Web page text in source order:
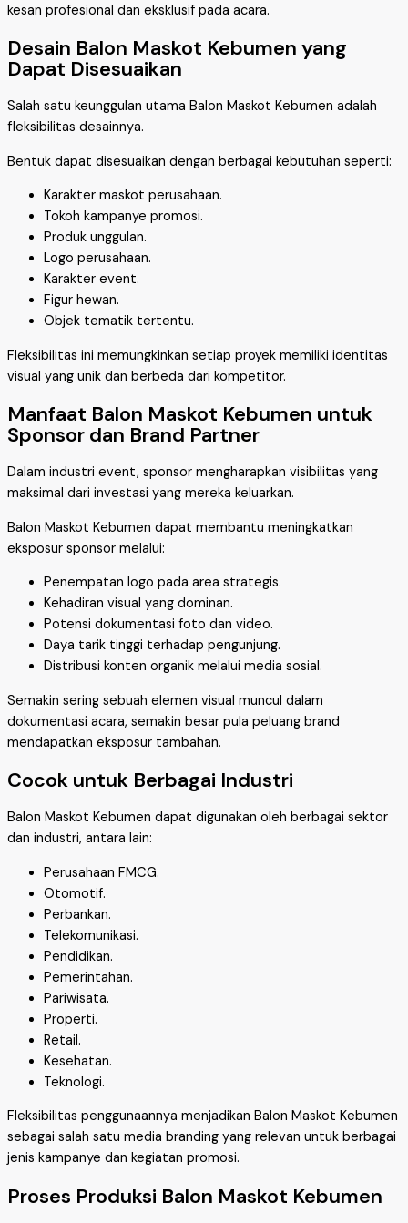
kesan profesional dan eksklusif pada acara.
Desain Balon Maskot Kebumen yang
Dapat Disesuaikan
Salah satu keunggulan utama Balon Maskot Kebumen adalah
fleksibilitas desainnya.
Bentuk dapat disesuaikan dengan berbagai kebutuhan seperti:
Karakter maskot perusahaan.
Tokoh kampanye promosi.
Produk unggulan.
Logo perusahaan.
Karakter event.
Figur hewan.
Objek tematik tertentu.
Fleksibilitas ini memungkinkan setiap proyek memiliki identitas
visual yang unik dan berbeda dari kompetitor.
Manfaat Balon Maskot Kebumen untuk
Sponsor dan Brand Partner
Dalam industri event, sponsor mengharapkan visibilitas yang
maksimal dari investasi yang mereka keluarkan.
Balon Maskot Kebumen dapat membantu meningkatkan
eksposur sponsor melalui:
Penempatan logo pada area strategis.
Kehadiran visual yang dominan.
Potensi dokumentasi foto dan video.
Daya tarik tinggi terhadap pengunjung.
Distribusi konten organik melalui media sosial.
Semakin sering sebuah elemen visual muncul dalam
dokumentasi acara, semakin besar pula peluang brand
mendapatkan eksposur tambahan.
Cocok untuk Berbagai Industri
Balon Maskot Kebumen dapat digunakan oleh berbagai sektor
dan industri, antara lain:
Perusahaan FMCG.
Otomotif.
Perbankan.
Telekomunikasi.
Pendidikan.
Pemerintahan.
Pariwisata.
Properti.
Retail.
Kesehatan.
Teknologi.
Fleksibilitas penggunaannya menjadikan Balon Maskot Kebumen
sebagai salah satu media branding yang relevan untuk berbagai
jenis kampanye dan kegiatan promosi.
Proses Produksi Balon Maskot Kebumen